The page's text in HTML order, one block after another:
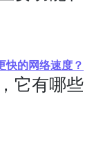
快的网络速度？
它有哪些